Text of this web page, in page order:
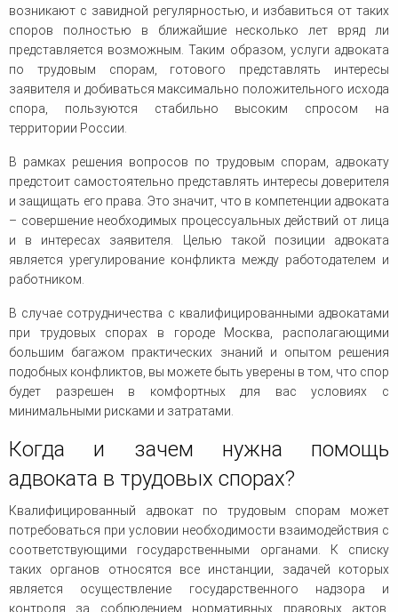
возникают с завидной регулярностью, и избавиться от таких
споров полностью в ближайшие несколько лет вряд ли
представляется возможным. Таким образом, услуги адвоката
по трудовым спорам, готового представлять интересы
заявителя и добиваться максимально положительного исхода
спора, пользуются стабильно высоким спросом на
территории России.
В рамках решения вопросов по трудовым спорам, адвокату
предстоит самостоятельно представлять интересы доверителя
и защищать его права. Это значит, что в компетенции адвоката
– совершение необходимых процессуальных действий от лица
и в интересах заявителя. Целью такой позиции адвоката
является урегулирование конфликта между работодателем и
работником.
В случае сотрудничества с квалифицированными адвокатами
при трудовых спорах в городе Москва, располагающими
большим багажом практических знаний и опытом решения
подобных конфликтов, вы можете быть уверены в том, что спор
будет разрешен в комфортных для вас условиях с
минимальными рисками и затратами.
Когда и зачем нужна помощь
адвоката в трудовых спорах?
Квалифицированный адвокат по трудовым спорам может
потребоваться при условии необходимости взаимодействия с
соответствующими государственными органами. К списку
таких органов относятся все инстанции, задачей которых
является осуществление государственного надзора и
контроля за соблюдением нормативных правовых актов,